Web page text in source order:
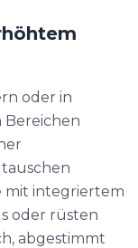
oder in
mit integriertem
oder rüsten
abgestimmt